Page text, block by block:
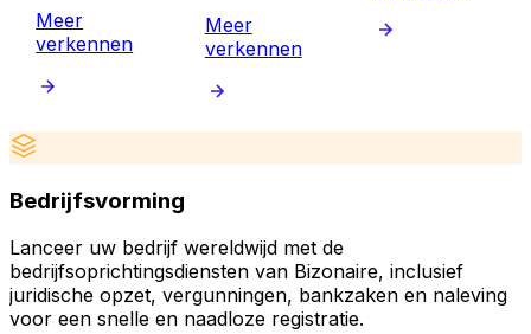
Meer
verkennen
Meer
verkennen
Bedrijfsvorming
Lanceer uw bedrijf wereldwijd met de
bedrijfsoprichtingsdiensten van Bizonaire, inclusief
juridische opzet, vergunningen, bankzaken en naleving
voor een snelle en naadloze registratie.